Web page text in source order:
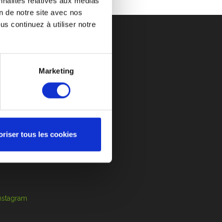
de notre site avec nos
continuez à utiliser notre
Marketing
tous les cookies
DES PRIX ATTRACTIFS
CONTACT
D’ALERTE